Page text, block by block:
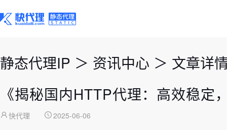
静态代理IP ＞ 资讯中心 ＞ 文章详
《揭秘国内HTTP代理：高效稳定
快代理 2025-06-06